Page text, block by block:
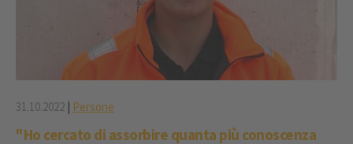
31.10.2022 Persone
"Ho cercato di assorbire quanta più conoscenza